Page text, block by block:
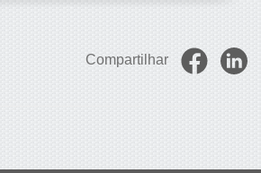
Compartilhar